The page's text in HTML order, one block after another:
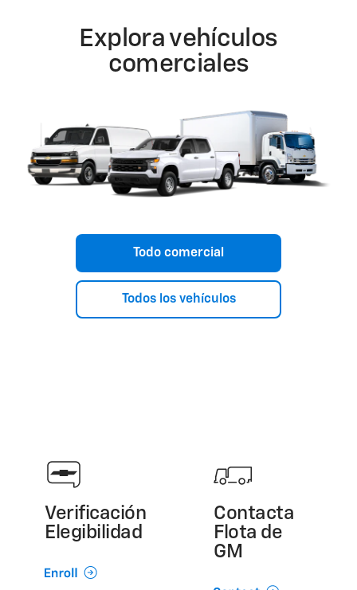
Explora vehículos
comerciales
Todo comercial
Todos los vehículos
Verificación
Elegibilidad
Contacta
Flota de
GM